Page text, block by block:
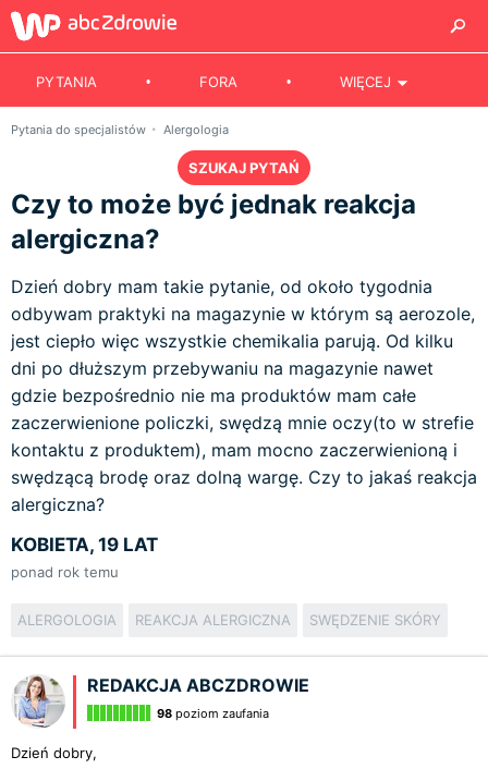
PYTANIA FORA WIĘCEJ
Pytania do specjalistów Alergologia
SZUKAJ PYTAŃ
Czy to może być jednak reakcja
alergiczna?
Dzień dobry mam takie pytanie, od około tygodnia
odbywam praktyki na magazynie w którym są aerozole,
jest ciepło więc wszystkie chemikalia parują. Od kilku
dni po dłuższym przebywaniu na magazynie nawet
gdzie bezpośrednio nie ma produktów mam całe
zaczerwienione policzki, swędzą mnie oczy(to w strefie
kontaktu z produktem), mam mocno zaczerwienioną i
swędzącą brodę oraz dolną wargę. Czy to jakaś reakcja
alergiczna?
KOBIETA, 19 LAT
ponad rok temu
ALERGOLOGIA REAKCJA ALERGICZNA SWĘDZENIE SKÓRY
REDAKCJA ABCZDROWIE
98 poziom zaufania
Dzień dobry,